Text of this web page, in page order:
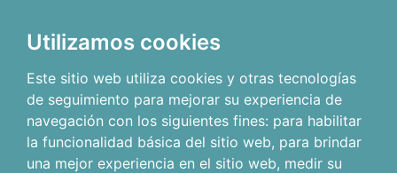
Utilizamos cookies
Este sitio web utiliza cookies y otras tecnologías
de seguimiento para mejorar su experiencia de
navegación con los siguientes fines: para habilitar
la funcionalidad básica del sitio web, para brindar
una mejor experiencia en el sitio web, medir su